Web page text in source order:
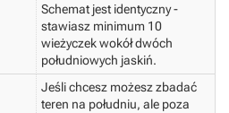
Schemat jest identyczny -
stawiasz minimum 10
wieżyczek wokół dwóch
południowych jaskiń.
Jeśli chcesz możesz zbadać
teren na południu, ale poza